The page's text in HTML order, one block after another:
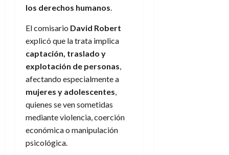
los derechos humanos
El comisario David Robert
explicó que la trata implica
captación, traslado y
explotación de personas
afectando especialmente a
mujeres y adolescentes
quienes se ven sometidas
mediante violencia, coerción
económica o manipulación
psicológica.